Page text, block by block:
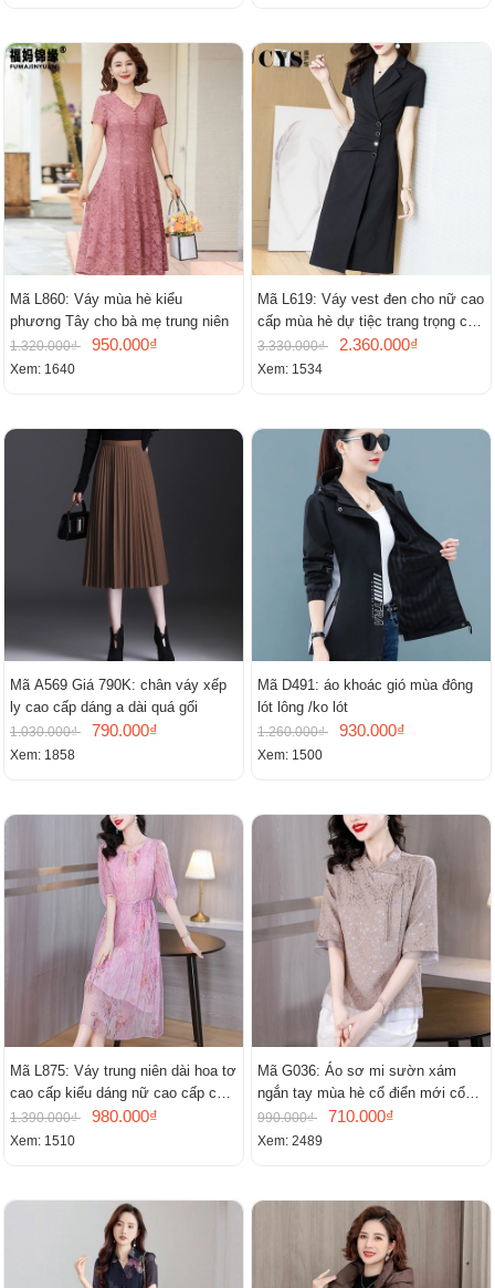
Mã L860: Váy mùa hè kiểu
phương Tây cho bà mẹ trung niên
1.320.000₫ 950.000₫
Xem: 1640
Mã L619: Váy vest đen cho nữ cao
cấp mùa hè dự tiệc trang trọng cao
cấp
3.330.000₫ 2.360.000₫
Xem: 1534
Mã A569 Giá 790K: chân váy xếp
ly cao cấp dáng a dài quá gối
1.030.000₫ 790.000₫
Xem: 1858
Mã D491: áo khoác gió mùa đông
lót lông /ko lót
1.260.000₫ 930.000₫
Xem: 1500
Mã L875: Váy trung niên dài hoa tơ
cao cấp kiểu dáng nữ cao cấp cao
cấp thần
1.390.000₫ 980.000₫
Xem: 1510
Mã G036: Áo sơ mi sườn xám
ngắn tay mùa hè cổ điển mới cổ
đứng
990.000₫ 710.000₫
Xem: 2489